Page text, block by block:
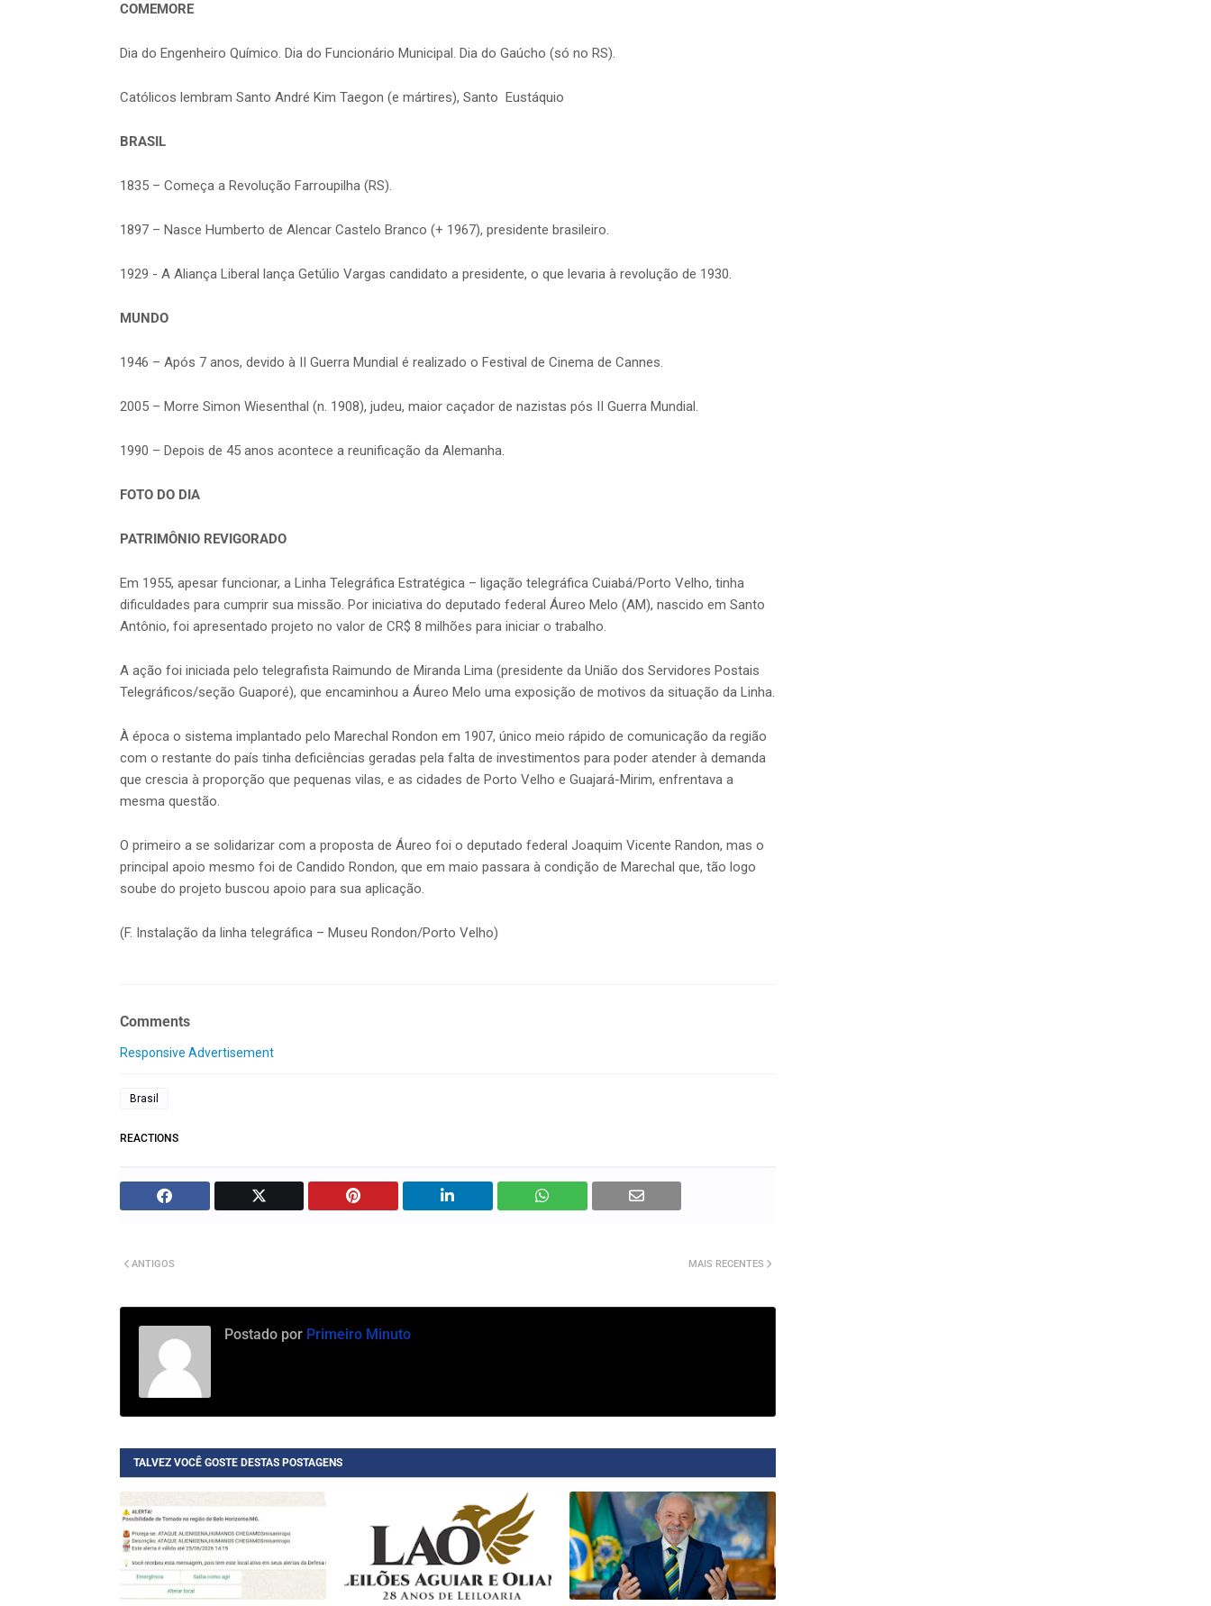
COMEMORE
Dia do Engenheiro Químico. Dia do Funcionário Municipal. Dia do Gaúcho (só no RS).
Católicos lembram Santo André Kim Taegon (e mártires), Santo Eustáquio
BRASIL
1835 – Começa a Revolução Farroupilha (RS).
1897 – Nasce Humberto de Alencar Castelo Branco (+ 1967), presidente brasileiro.
1929 - A Aliança Liberal lança Getúlio Vargas candidato a presidente, o que levaria à revolução de 1930.
MUNDO
1946 – Após 7 anos, devido à II Guerra Mundial é realizado o Festival de Cinema de Cannes.
2005 – Morre Simon Wiesenthal (n. 1908), judeu, maior caçador de nazistas pós II Guerra Mundial.
1990 – Depois de 45 anos acontece a reunificação da Alemanha.
FOTO DO DIA
PATRIMÔNIO REVIGORADO
Em 1955, apesar funcionar, a Linha Telegráfica Estratégica – ligação telegráfica Cuiabá/Porto Velho, tinha
dificuldades para cumprir sua missão. Por iniciativa do deputado federal Áureo Melo (AM), nascido em Santo
Antônio, foi apresentado projeto no valor de CR$ 8 milhões para iniciar o trabalho.
A ação foi iniciada pelo telegrafista Raimundo de Miranda Lima (presidente da União dos Servidores Postais
Telegráficos/seção Guaporé), que encaminhou a Áureo Melo uma exposição de motivos da situação da Linha.
À época o sistema implantado pelo Marechal Rondon em 1907, único meio rápido de comunicação da região
com o restante do país tinha deficiências geradas pela falta de investimentos para poder atender à demanda
que crescia à proporção que pequenas vilas, e as cidades de Porto Velho e Guajará-Mirim, enfrentava a
mesma questão.
O primeiro a se solidarizar com a proposta de Áureo foi o deputado federal Joaquim Vicente Randon, mas o
principal apoio mesmo foi de Candido Rondon, que em maio passara à condição de Marechal que, tão logo
soube do projeto buscou apoio para sua aplicação.
(F. Instalação da linha telegráfica – Museu Rondon/Porto Velho)
Comments
Responsive Advertisement
Brasil
REACTIONS
MAIS RECENTES
ANTIGOS
Postado por Primeiro Minuto
TALVEZ VOCÊ GOSTE DESTAS POSTAGENS